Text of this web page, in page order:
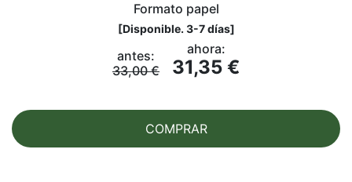
Formato papel
[Disponible. 3-7 días]
antes:
33,00 €
ahora:
31,35 €
COMPRAR